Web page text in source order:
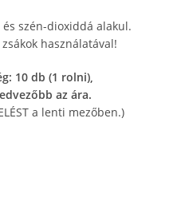
szén-dioxiddá alakul.
használatával!
10 db (1 rolni),
az ára.
a lenti mezőben.)